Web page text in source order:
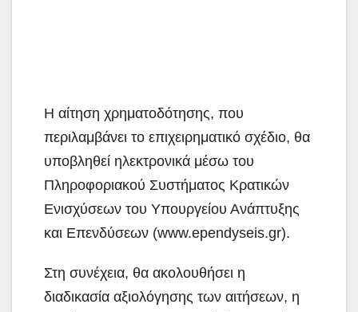
Η αίτηση χρηματοδότησης, που
περιλαμβάνει το επιχειρηματικό σχέδιο, θα
υποβληθεί ηλεκτρονικά μέσω του
Πληροφοριακού Συστήματος Κρατικών
Ενισχύσεων του Υπουργείου Ανάπτυξης
και Επενδύσεων (www.ependyseis.gr).
Στη συνέχεια, θα ακολουθήσει η
διαδικασία αξιολόγησης των αιτήσεων, η